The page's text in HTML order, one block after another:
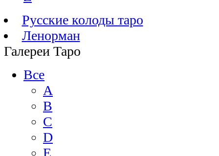
Русские колоды таро
Ленорман
Галереи Таро
Все
A
B
C
D
E